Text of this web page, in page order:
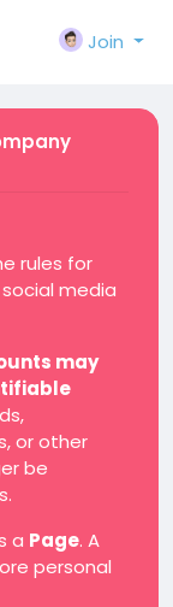
Join
rules for
media
may
or other
be
a Page. A
personal